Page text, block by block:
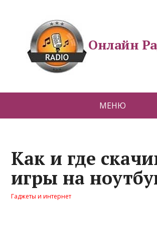
Онлайн
МЕНЮ
Как и где
игры на
Гаджеты и интернет